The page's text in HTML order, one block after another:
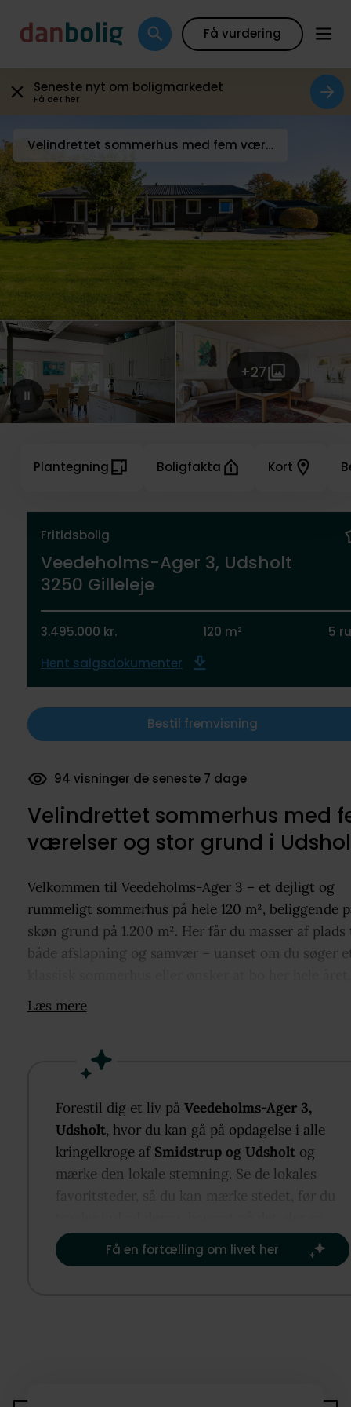
Få vurdering
Seneste nyt om boligmarkedet
Få det her
+27
Velindrettet sommerhus med fem værelser og stor grund i Udsholt
Fritidsbolig
Veedeholms-Ager 3, Udsholt
3250 Gilleleje
3.495.000 kr. 120 m²
5
Hent salgsdokumenter
Bestil fremvisning
Plantegning Boligfakta Kort
94 visninger de seneste 7 dage
Velindrettet sommerhus med
værelser og stor grund i
Velkommen til Veedeholms-Ager 3 – et dejligt og
rummeligt sommerhus på hele 120 m², beliggende
skøn grund på 1.200 m². Her får du masser af
både afslapning og samvær – uanset om du søger
som den nuværende ejer har gjort (såfremt
Huset byder på en veldisponeret og funktionel
leder videre til det store, åbne opholdsrum med
og stue – et lyst og indbydende samlingspunkt for
familien. Fra køkkenet er der direkte udgang til den
solrige terrasse, hvor du kan nyde sommerdagene
og ro med udsigt til den grønne have.
Boligen rummer desuden hele fem gode værelser,
hvilket gør det nemt at samle både familie og
Læs mere
Forestil dig et liv påVeedeholms-Ager 3,
Udsholt, hvor du kan gå på opdagelse i alle
kringelkroge af Smidstrup og Udsholt og
mærke den lokale stemning. Se de lokales
favoritsteder, så du kan mærke stedet, før du
vigtigst for dig.​
Få en fortælling om livet her
Galleri Plantegning Boligfakta Kort